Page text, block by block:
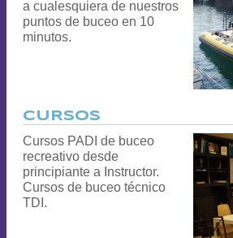
a cualesquiera de nuestros
puntos de buceo en 10
minutos.
CURSOS
Cursos PADI de buceo
recreativo desde
principiante a Instructor.
Cursos de buceo técnico
TDI.